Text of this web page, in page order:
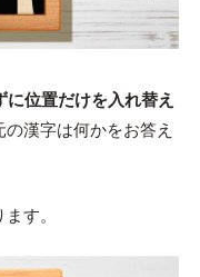
位置だけを入れ替え
漢字は何かをお答え
す。